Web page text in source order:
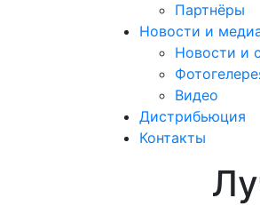
Партнёры
Новости и
Новости и
Видео
Дистрибьюция
Контакты